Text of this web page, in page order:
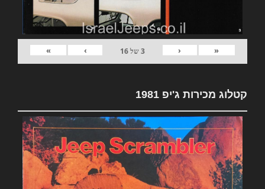
«
‹
3של16
›
»
קטלוג מכירות ג'יפ 1981